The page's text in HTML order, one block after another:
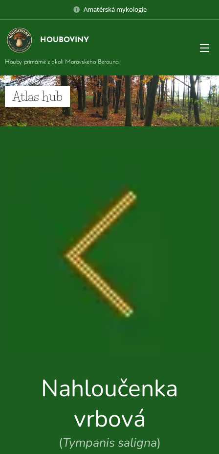
Amatérská mykologie
HOUBOVINY
Houby primárně z okolí Moravského Berouna
Atlas hub
Nahloučenka
vrbová
(Tympanis saligna)